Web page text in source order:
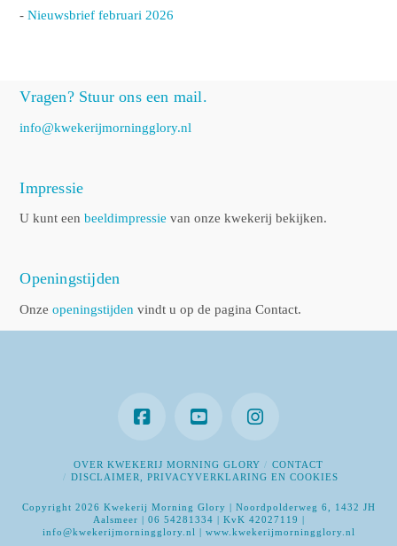
-Nieuwsbrief februari 2026
Vragen? Stuur ons een mail.
info@kwekerijmorningglory.nl
Impressie
U kunt eenbeeldimpressie van onze kwekerij bekijken.
Openingstijden
Onzeopeningstijden vindt u op de pagina Contact.
OVER KWEKERIJ MORNING GLORY
CONTACT
DISCLAIMER, PRIVACYVERKLARING EN COOKIES
Copyright 2026 Kwekerij Morning Glory | Noordpolderweg 6, 1432 JH
Aalsmeer | 06 54281334 | KvK 42027119 |
info@kwekerijmorningglory.nl | www.kwekerijmorningglory.nl